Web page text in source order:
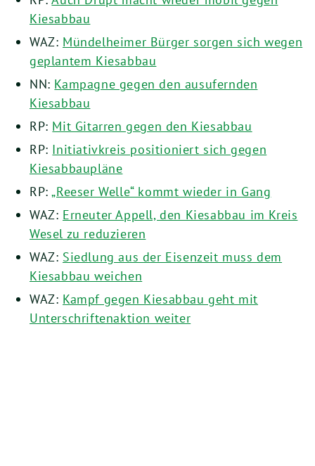
Kiesabbau
WAZ: Mündelheimer Bürger sorgen sich wegen
geplantem Kiesabbau
NN: Kampagne gegen den ausufernden
Kiesabbau
RP: Mit Gitarren gegen den Kiesabbau
RP: Initiativkreis positioniert sich gegen
Kiesabbaupläne
RP:„Reeser Welle“ kommt wieder in Gang
WAZ: Erneuter Appell, den Kiesabbau im Kreis
Wesel zu reduzieren
WAZ: Siedlung aus der Eisenzeit muss dem
Kiesabbau weichen
WAZ: Kampf gegen Kiesabbau geht mit
Unterschriftenaktion weiter